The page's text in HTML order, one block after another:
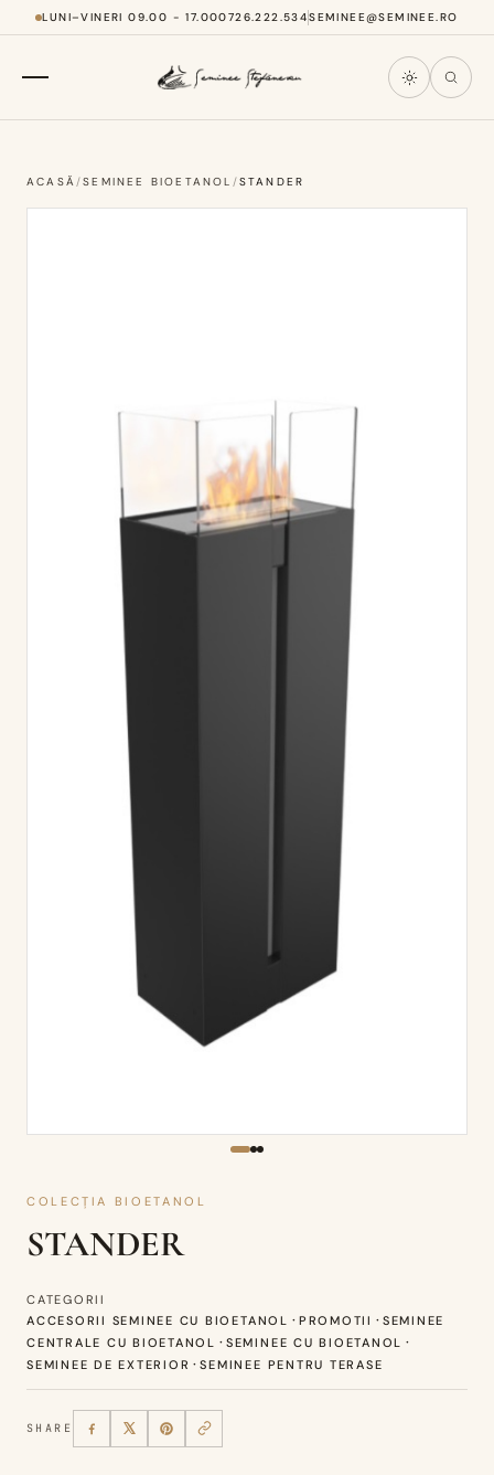
LUNI–VINERI 09.00 - 17.000726.222.534SEMINEE@SEMINEE.RO
ACASĂ/SEMINEE BIOETANOL /STANDER
COLECȚIA BIOETANOL
STANDER
CATEGORII
ACCESORII SEMINEE CU BIOETANOL · PROMOTII · SEMINEE
CENTRALE CU BIOETANOL · SEMINEE CU BIOETANOL ·
SEMINEE DE EXTERIOR ·SEMINEE PENTRU TERASE
SHARE